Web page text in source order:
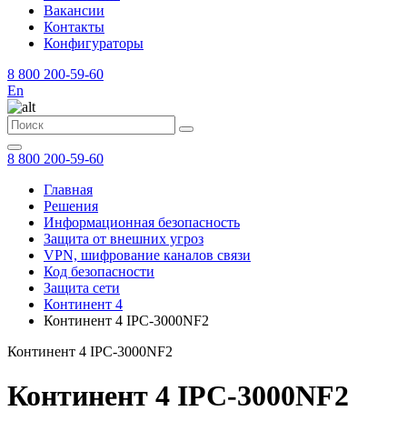
Вакансии
Контакты
Конфигураторы
8 800 200-59-60
En
8 800 200-59-60
Главная
Решения
Информационная безопасность
Защита от внешних угроз
VPN, шифрование каналов связи
Код безопасности
Защита сети
Континент 4
Континент 4 IPC-3000NF2
Континент 4 IPC-3000NF2
Континент 4 IPC-3000NF2